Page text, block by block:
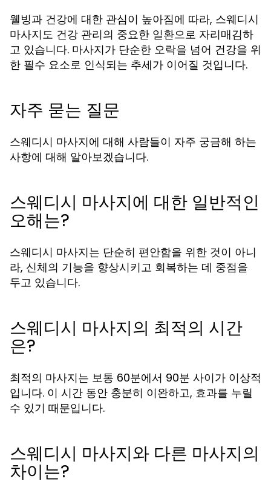
웰빙과 건강에 대한 관심이 높아짐에 따라, 스웨디시
마사지도 건강 관리의 중요한 일환으로 자리매김하
고 있습니다. 마사지가 단순한 오락을 넘어 건강을 위
한 필수 요소로 인식되는 추세가 이어질 것입니다.
자주 묻는 질문
스웨디시 마사지에 대해 사람들이 자주 궁금해 하는
사항에 대해 알아보겠습니다.
스웨디시 마사지에 대한 일반적인
오해는?
스웨디시 마사지는 단순히 편안함을 위한 것이 아니
라, 신체의 기능을 향상시키고 회복하는 데 중점을
두고 있습니다.
스웨디시 마사지의 최적의 시간
은?
최적의 마사지는 보통 60분에서 90분 사이가 이상적
입니다. 이 시간 동안 충분히 이완하고, 효과를 누릴
수 있기 때문입니다.
스웨디시 마사지와 다른 마사지의
차이는?